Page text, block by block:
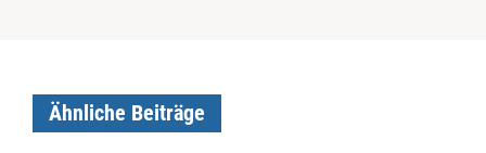
Ähnliche Beiträge